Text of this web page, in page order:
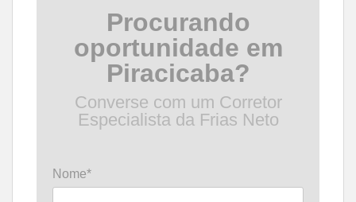
Procurando
oportunidade em
Piracicaba?
Converse com um Corretor
Especialista da Frias Neto
Nome*